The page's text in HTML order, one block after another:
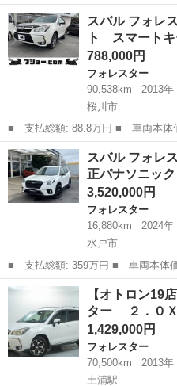
名： スバル ■ 車種名： フォレ
ＸＴ 車検整備付き クルーズコ
ルシフト ４...
群馬 佐波郡
スバル フォレ
ト スマート
788,000円
フォレスター
90,538km
2013年
桜川市
■ 支払総額: 88.8万円 ■ 車両本体価格： 788,000 円 ■ メーカー
名： スバル ■ 車種名： フォレ
ＸＴ アイサイト スマートキー
ト レーダー探...
茨城 桜川市
スバル フォレ
正パナソニッ
3,520,000円
フォレスター
16,880km
2024年
水戸市
■ 支払総額: 359万円 ■ 車両本体価格： 3,520,000 円 ■ メーカー
名： スバル ■ 車種名： フォレ
エディション 純正パナソニック
ブレコーダ...
茨城 水戸市 フォレスター
【オトロン19
ター ２．０
1,429,000円
フォレスター
70,500km
2013年
土浦駅